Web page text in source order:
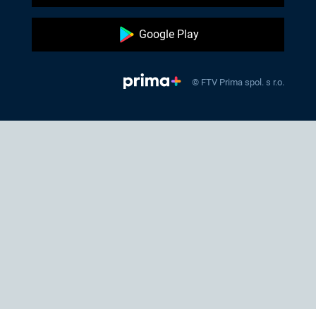
Google Play
© FTV Prima spol. s r.o.